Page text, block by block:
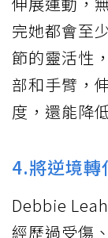
完她都會至
節的靈活性
部和手臂，
度，還能降
4.將逆境轉
Debbie
經歷過受傷